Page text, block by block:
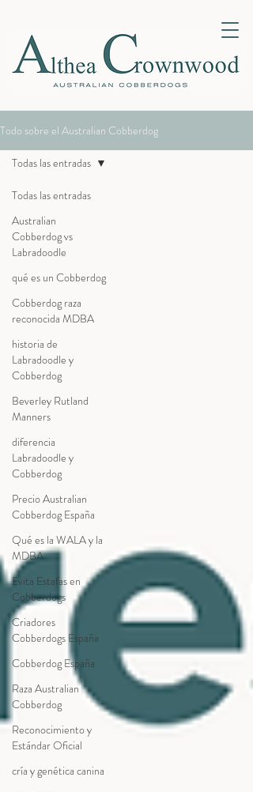
Todo sobre el Australian Cobberdog
Todas las entradas
Australian
Cobberdog vs
Labradoodle
qué es un Cobberdog
Cobberdog raza
reconocida MDBA
historia de
Labradoodle y
Cobberdog
Beverley Rutland
Manners
diferencia
Labradoodle y
Cobberdog
Precio Australian
Cobberdog España
Qué es la WALA y la
MDBA
Evita Estafas en
Cobberdogs
Criadores
Cobberdogs España
Cobberdog España
Raza Australian
Cobberdog
Reconocimiento y
Estándar Oficial
cría y genética canina
Todas las entradas